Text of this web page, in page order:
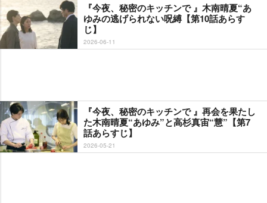
『今夜、秘密のキッチンで 』木南晴夏“あ
ゆみの逃げられない呪縛【第10話あらす
じ】
2026-06-11
『今夜、秘密のキッチンで 』再会を果たし
た木南晴夏“あゆみ”と高杉真宙“慧”【第7
話あらすじ】
2026-05-21